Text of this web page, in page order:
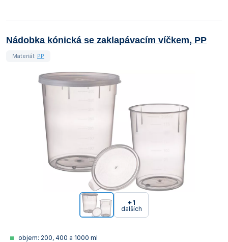
Nádobka kónická se zaklapávacím víčkem, PP
+1
dalších
Materiál: PP
objem: 200, 400 a 1000 ml